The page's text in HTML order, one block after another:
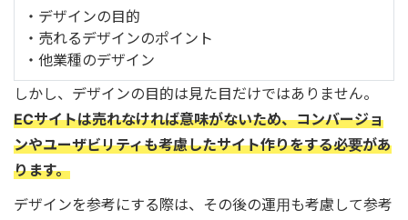
・デザインの目的
・売れるデザインのポイント
・他業種のデザイン
しかし、デザインの目的は見た目だけではありません。
ECサイトは売れなければ意味がないため、コンバージョ
ンやユーザビリティも考慮したサイト作りをする必要があ
ります。
デザインを参考にする際は、その後の運用も考慮して参考